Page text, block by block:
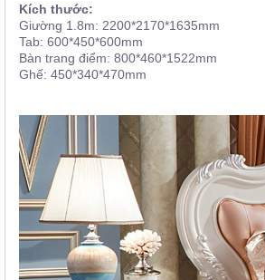
Kích thước:
Giường 1.8m: 2200*2170*1635mm
Tab: 600*450*600mm
Bàn trang điểm: 800*460*1522mm
Ghế: 450*340*470mm